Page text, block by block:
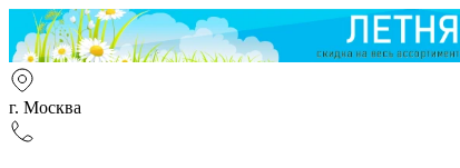
г. Москва